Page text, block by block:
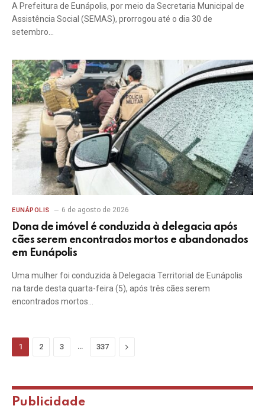
A Prefeitura de Eunápolis, por meio da Secretaria Municipal de
Assistência Social (SEMAS), prorrogou até o dia 30 de
setembro…
EUNÁPOLIS 6 de agosto de 2026
Dona de imóvel é conduzida à delegacia após
cães serem encontrados mortos e abandonados
em Eunápolis
Uma mulher foi conduzida à Delegacia Territorial de Eunápolis
na tarde desta quarta-feira (5), após três cães serem
encontrados mortos…
1 2 3 … 337 Next
Publicidade